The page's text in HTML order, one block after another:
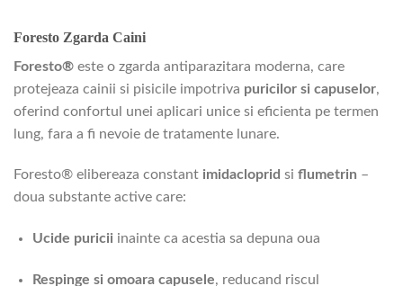
Foresto Zgarda Caini
Foresto® este o zgarda antiparazitara moderna, care
protejeaza cainii si pisicile impotriva puricilor si capuselor,
oferind confortul unei aplicari unice si eficienta pe termen
lung, fara a fi nevoie de tratamente lunare.
Foresto® elibereaza constant imidacloprid si flumetrin –
doua substante active care:
Ucide puricii inainte ca acestia sa depuna oua
Respinge si omoara capusele, reducand riscul